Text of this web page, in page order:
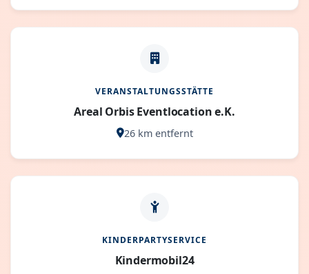
VERANSTALTUNGSSTÄTTE
Areal Orbis Eventlocation e.K.
26 km entfernt
KINDERPARTYSERVICE
Kindermobil24